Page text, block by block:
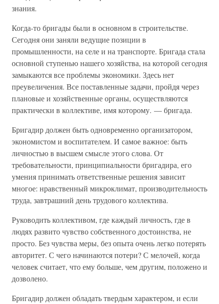
знания.
Когда-то бригады были в основном в строительстве.
Сегодня они заняли ведущие позиции в
промышленности, на селе и на транспорте. Бригада стала
основной ступенью нашего хозяйства, на которой сегодня
замыкаются все проблемы экономики. Здесь нет
преувеличения. Все поставленные задачи, пройдя через
плановые и хозяйственные органы, осуществляются
практически в коллективе, имя которому. — бригада.
Бригадир должен быть одновременно организатором,
экономистом и воспитателем. И самое важное: быть
личностью в высшем смысле этого слова. От
требовательности, принципиальности бригадира, его
умения принимать ответственные решения зависит
многое: нравственный микроклимат, производительность
труда, завтрашний день трудового коллектива.
Руководить коллективом, где каждый личность, где в
людях развито чувство собственного достоинства, не
просто. Без чувства меры, без опыта очень легко потерять
авторитет. С чего начинаются потери? С мелочей, когда
человек считает, что ему больше, чем другим, положено и
дозволено.
Бригадир должен обладать твердым характером, и если